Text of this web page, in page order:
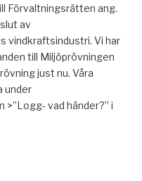
Förvaltningsrätten ang.
av
vindkraftsindustri. Vi har
till Miljöprövningen
just nu. Våra
under
vad händer?” i